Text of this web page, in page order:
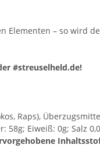
– so wird
#streuselheld.de!
Raps),
58g; Eiweiß: 0g; Salz